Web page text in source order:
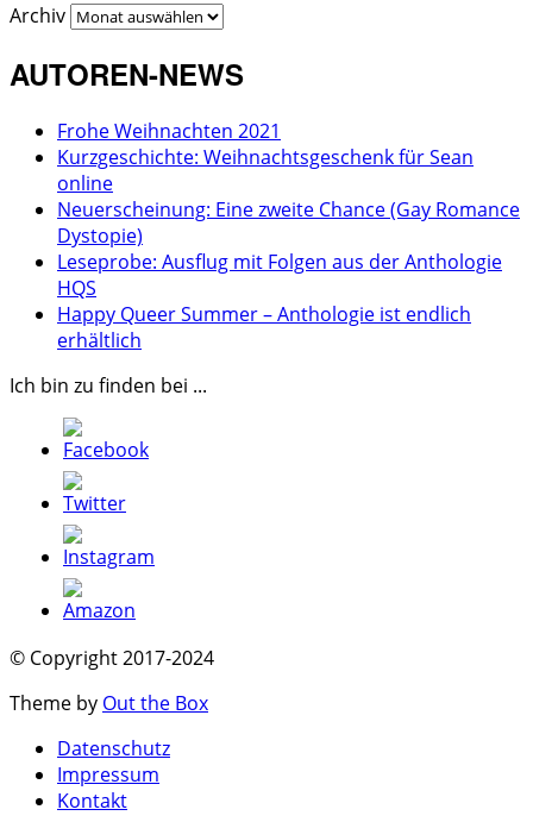
Archiv
AUTOREN-NEWS
Frohe Weihnachten 2021
Kurzgeschichte: Weihnachtsgeschenk für Sean
online
Neuerscheinung: Eine zweite Chance (Gay Romance
Dystopie)
Leseprobe: Ausflug mit Folgen aus der Anthologie
HQS
Happy Queer Summer – Anthologie ist endlich
erhältlich
Ich bin zu finden bei ...
© Copyright 2017-2024
Theme by Out the Box
Datenschutz
Impressum
Kontakt